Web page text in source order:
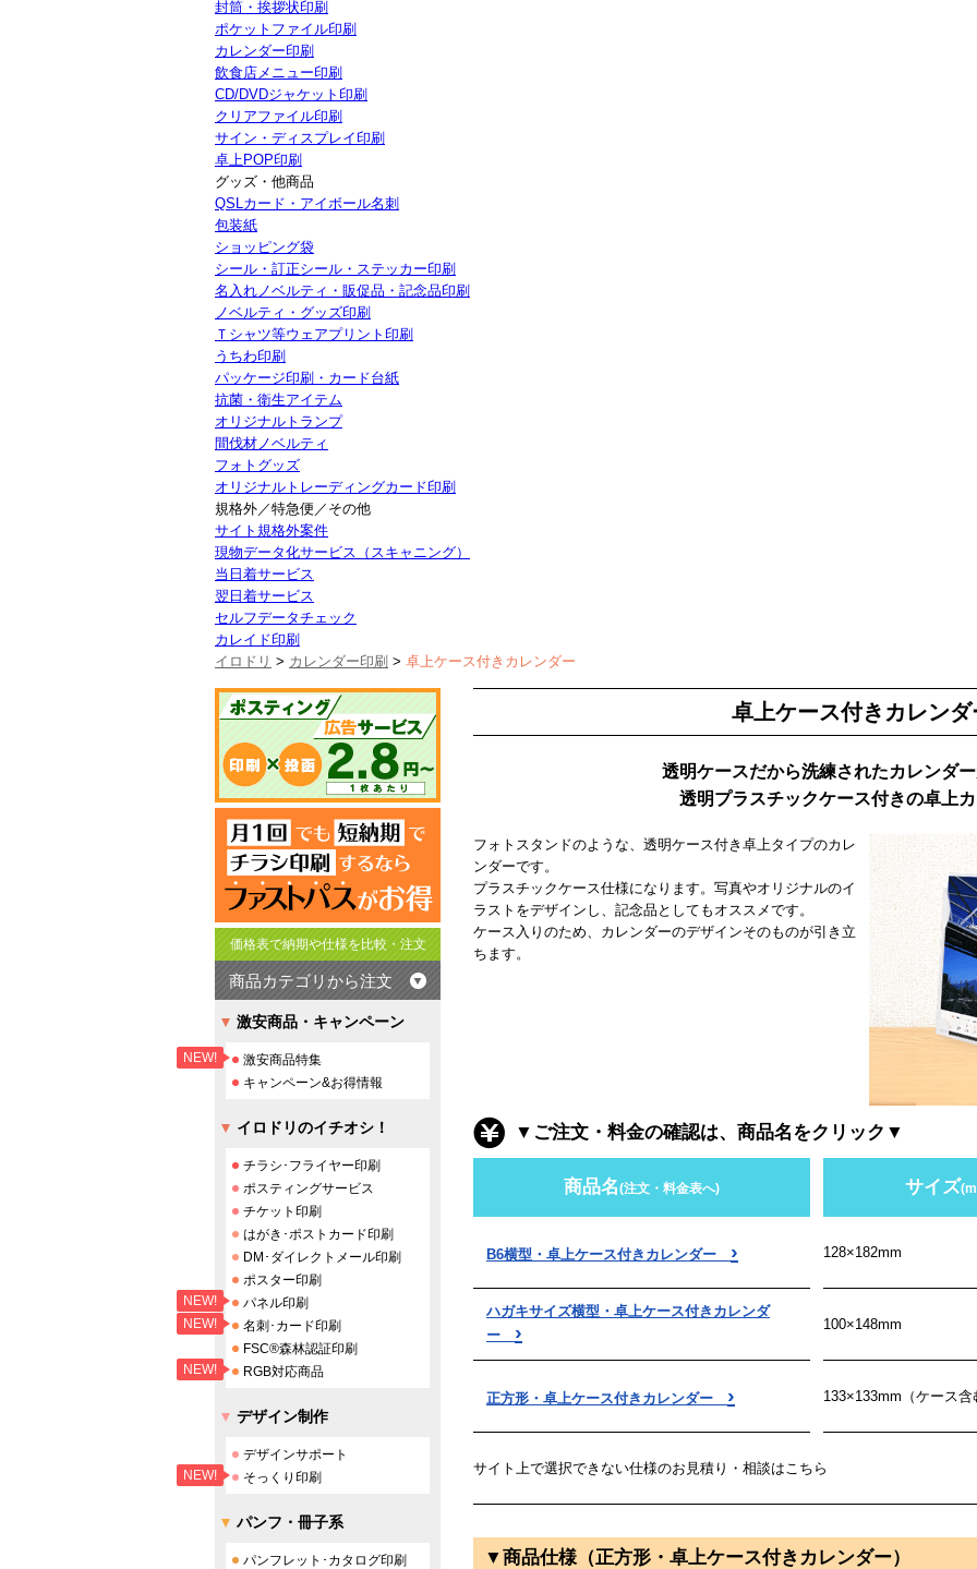
封筒・挨拶状印刷
ポケットファイル印刷
カレンダー印刷
飲食店メニュー印刷
CD/DVDジャケット印刷
クリアファイル印刷
サイン・ディスプレイ印刷
卓上POP印刷
グッズ・他商品
QSLカード・アイボール名刺
包装紙
ショッピング袋
シール・訂正シール・ステッカー印刷
名入れノベルティ・販促品・記念品印刷
ノベルティ・グッズ印刷
Ｔシャツ等ウェアプリント印刷
うちわ印刷
パッケージ印刷・カード台紙
抗菌・衛生アイテム
オリジナルトランプ
間伐材ノベルティ
フォトグッズ
オリジナルトレーディングカード印刷
規格外／特急便／その他
サイト規格外案件
現物データ化サービス（スキャニング）
当日着サービス
翌日着サービス
セルフデータチェック
カレイド印刷
イロドリ > カレンダー印刷 > 卓上ケース付きカレンダー
卓上ケース付きカレンダ
透明ケースだから洗練されたカレンダ
透明プラスチックケース付きの卓上
フォトスタンドのような、透明ケース付き卓上タイプのカレ
ンダーです。
プラスチックケース仕様になります。写真やオリジナルのイ
ラストをデザインし、記念品としてもオススメです。
ケース入りのため、カレンダーのデザインそのものが引き立
ちます。
▼ご注文・料金の確認は、商品名をクリック▼
商品名(注文・料金表へ) サイズ
B6横型・卓上ケース付きカレンダー › 128×182mm
ハガキサイズ横型・卓上ケース付きカレンダ
ー › 100×148mm
正方形・卓上ケース付きカレンダー › 133×133mm（ケース含
サイト上で選択できない仕様のお見積り・相談はこちら
▼商品仕様（正方形・卓上ケース付きカレンダー）
価格表で納期や仕様を比較・注文
商品カテゴリから注文
激安商品・キャンペーン
NEW!
激安商品特集
キャンペーン&お得情報
イロドリのイチオシ！
チラシ･フライヤー印刷
ポスティングサービス
チケット印刷
はがき･ポストカード印刷
DM･ダイレクトメール印刷
ポスター印刷
NEW! パネル印刷
NEW!
名刺･カード印刷
FSC®森林認証印刷
NEW! RGB対応商品
デザイン制作
デザインサポート
NEW! そっくり印刷
パンフ・冊子系
パンフレット･カタログ印刷